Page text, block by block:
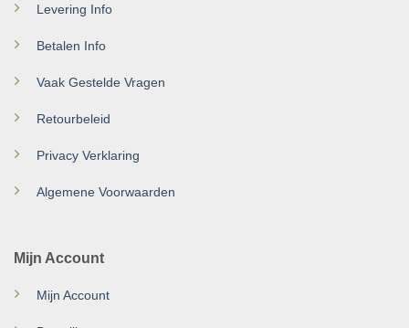
Levering Info
Betalen Info
Vaak Gestelde Vragen
Retourbeleid
Privacy Verklaring
Algemene Voorwaarden
Mijn Account
Mijn Account